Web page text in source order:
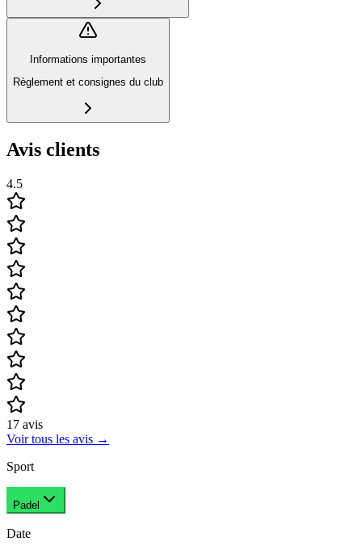
Informations importantes
Règlement et consignes du club
Avis clients
4.5
17 avis
Voir tous les avis →
Sport
Padel
Date